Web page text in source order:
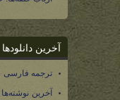
آخرین دانلودها
ترجمه فارسی ۴۰ صفحه از کتاب «سقوط نومه‌نور»
آخرین